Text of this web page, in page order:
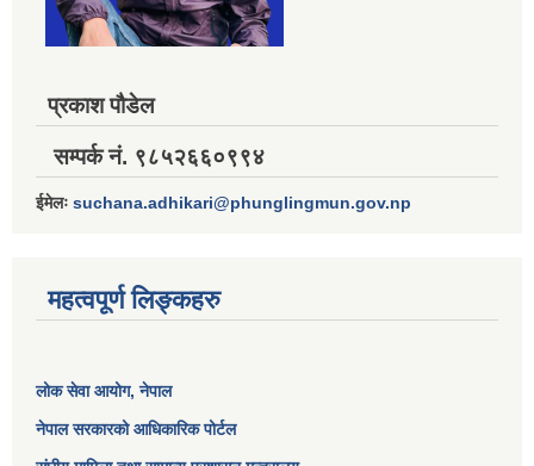
प्रकाश पौडेल
सम्पर्क नं. ९८५२६६०९९४
ईमेलः suchana.adhikari@phunglingmun.gov.np
महत्वपूर्ण लिङ्कहरु
लोक सेवा आयोग, नेपाल
नेपाल सरकारको आधिकारिक पोर्टल